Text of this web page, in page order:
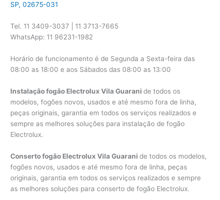
SP, 02675-031
Tel. 11 3409-3037 | 11 3713-7665
WhatsApp: 11 96231-1982
Horário de funcionamento é de Segunda a Sexta-feira das
08:00 as 18:00 e aos Sábados das 08:00 as 13:00
Instalação fogão Electrolux Vila Guaranide todos os
modelos, fogões novos, usados e até mesmo fora de linha,
peças originais, garantia em todos os serviços realizados e
sempre as melhores soluções para instalação de fogão
Electrolux.
Conserto fogão Electrolux Vila Guaranide todos os modelos,
fogões novos, usados e até mesmo fora de linha, peças
originais, garantia em todos os serviços realizados e sempre
as melhores soluções para conserto de fogão Electrolux.